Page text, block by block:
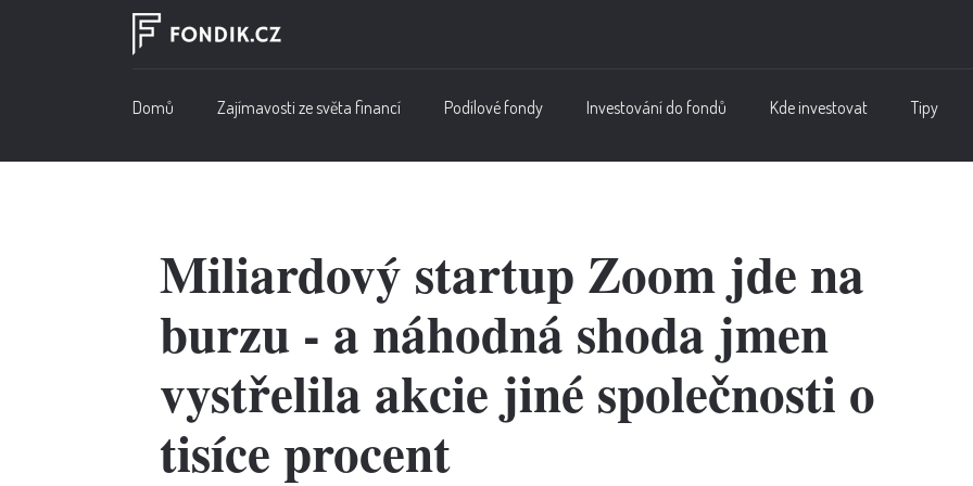
Domů Zajímavosti ze světa financí Podílové fondy Investování do fondů Kde investovat Tipy
Miliardový startup Zoom jde na
burzu - a náhodná shoda jmen
vystřelila akcie jiné společnosti o
tisíce procent